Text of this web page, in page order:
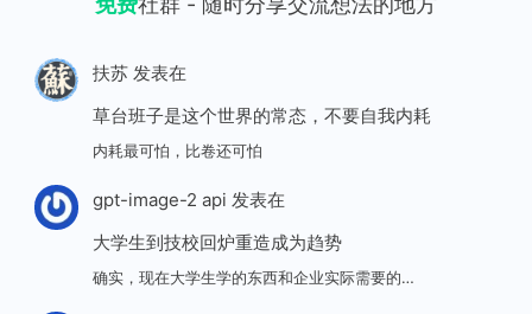
扶苏发表在
草台班子是这个世界的常态，不要自我内耗
内耗最可怕，比卷还可怕
gpt-image-2 api 发表在
大学生到技校回炉重造成为趋势
确实，现在大学生学的东西和企业实际需要的…